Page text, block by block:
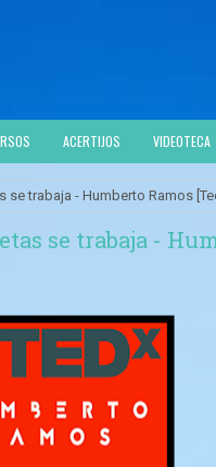
ACERTIJOS VIDEOTECA
trabaja - Humberto Ramos
se trabaja -